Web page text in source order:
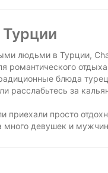
людьми в Турции,
романтического
блюда
расслабьтесь за
приехали просто
много девушек и